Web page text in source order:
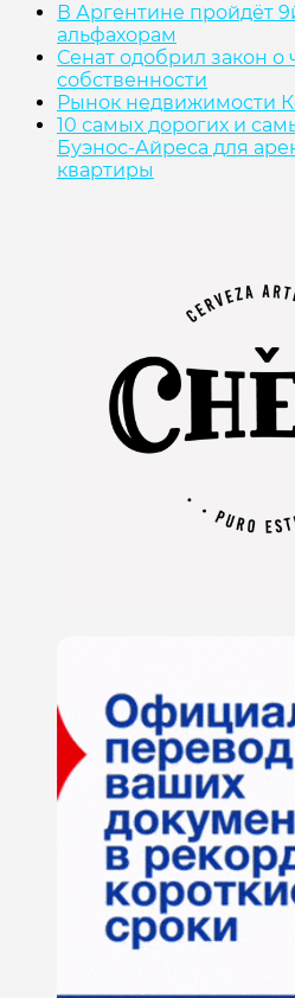
В Аргентине пройдёт
альфахорам
Сенат одобрил закон о
собственности
Рынок недвижимости
10 самых дорогих и
Буэнос-Айреса для
квартиры